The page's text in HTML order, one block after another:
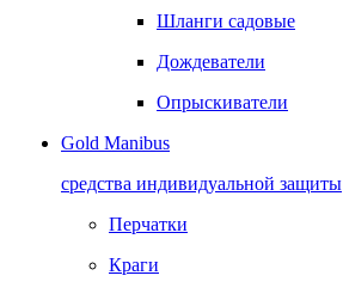
Шланги садовые
Дождеватели
Опрыскиватели
Gold Manibus
средства индивидуальной защиты
Перчатки
Краги